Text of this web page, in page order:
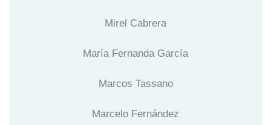
Mirel Cabrera
María Fernanda García
Marcos Tassano
Marcelo Fernández